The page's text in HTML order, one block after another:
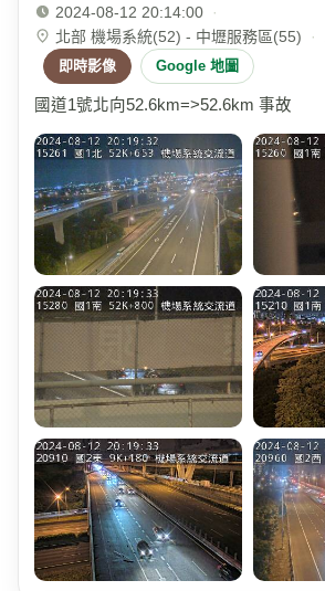
2024-08-12 20:14:00
·
北部 機場系統(52) - 中壢服務區(55)
·
即時影像 Google 地圖
國道1號北向52.6km=>52.6km 事故